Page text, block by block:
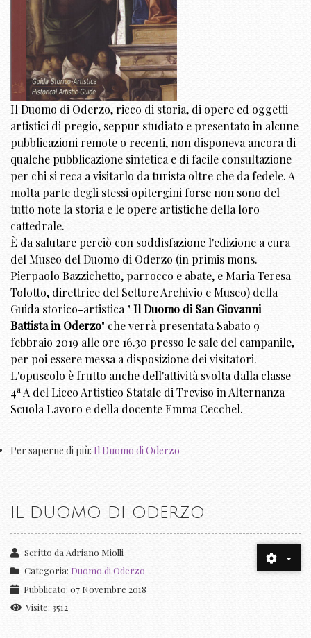
Il Duomo di Oderzo, ricco di storia, di opere ed oggetti
artistici di pregio, seppur studiato e presentato in alcune
pubblicazioni remote o recenti, non disponeva ancora di
qualche pubblicazione sintetica e di facile consultazione
per chi si reca a visitarlo da turista oltre che da fedele. A
molta parte degli stessi opitergini forse non sono del
tutto note la storia e le opere artistiche della loro
cattedrale.
È da salutare perciò con soddisfazione l'edizione a cura
del Museo del Duomo di Oderzo (in primis mons.
Pierpaolo Bazzichetto, parrocco e abate, e Maria Teresa
Tolotto, direttrice del Settore Archivio e Museo) della
Guida storico-artistica " Il Duomo di San Giovanni
Battista in Oderzo" che verrà presentata Sabato 9
febbraio 2019 alle ore 16.30 presso le sale del campanile,
per poi essere messa a disposizione dei visitatori.
L'opuscolo è frutto anche dell'attività svolta dalla classe
4aA del Liceo Artistico Statale di Treviso in Alternanza
Scuola Lavoro e della docente Emma Cecchel.
Per saperne di più: Il Duomo di Oderzo
IL DUOMO DI ODERZO
Scritto da Adriano Miolli
Categoria: Duomo di Oderzo
Pubblicato: 07 Novembre 2018
Visite: 3512